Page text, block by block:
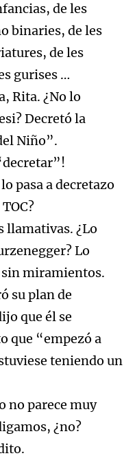
de les
binaries, de les
de les
gurises …
Rita. ¿No lo
Decretó la
Niño”.
pasa a decretazo
llamativas. ¿Lo
Lo
miramientos.
su plan de
que él se
que “empezó a
teniendo un
no parece muy
¿no?